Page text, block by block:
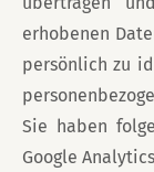
erhobenen
persönlich zu
Sie haben
Google